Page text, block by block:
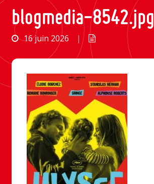
blogmedia-8542.jpg
16 juin 2026 |